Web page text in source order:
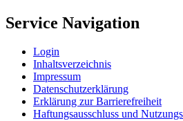
Service Navigation
Log­in
In­halts­ver­zeich­nis
Im­pres­s­um
Da­ten­schut­z­er­klä­rung
Er­klä­rung zur Bar­rie­re­frei­heit
Haf­tungs­aus­schluss und